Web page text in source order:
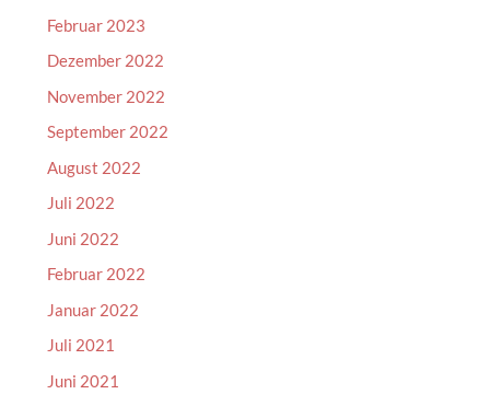
Februar 2023
Dezember 2022
November 2022
September 2022
August 2022
Juli 2022
Juni 2022
Februar 2022
Januar 2022
Juli 2021
Juni 2021